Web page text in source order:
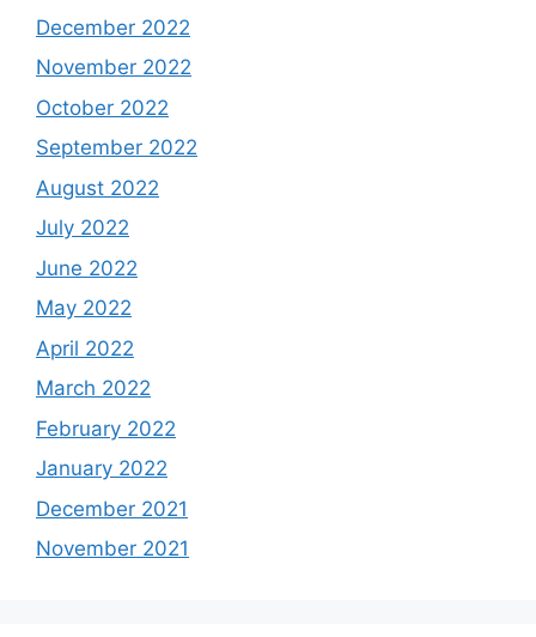
December 2022
November 2022
October 2022
September 2022
August 2022
July 2022
June 2022
May 2022
April 2022
March 2022
February 2022
January 2022
December 2021
November 2021